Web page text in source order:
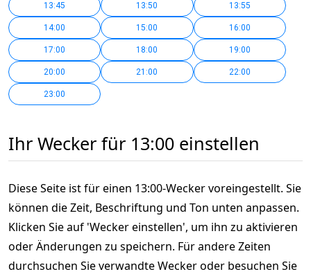
13:45 13:50 13:55
14:00 15:00 16:00
17:00 18:00 19:00
20:00 21:00 22:00
23:00
Ihr Wecker für 13:00 einstellen
Diese Seite ist für einen 13:00-Wecker voreingestellt. Sie
können die Zeit, Beschriftung und Ton unten anpassen.
Klicken Sie auf 'Wecker einstellen', um ihn zu aktivieren
oder Änderungen zu speichern. Für andere Zeiten
durchsuchen Sie verwandte Wecker oder besuchen Sie